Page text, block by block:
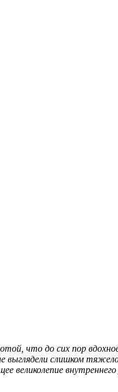
что до сих пор
выглядели слишком
великолепие